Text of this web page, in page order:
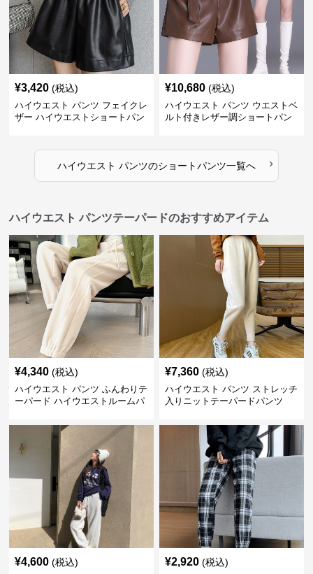
¥3,420 (税込)
ハイウエスト パンツ フェイクレ
ザー ハイウエストショートパン
¥10,680 (税込)
ハイウエスト パンツ ウエストベ
ルト付きレザー調ショートパン
ハイウエスト パンツのショートパンツ一覧へ ›
ハイウエスト パンツテーパードのおすすめアイテム
¥4,340 (税込)
ハイウエスト パンツ ふんわりテ
ーパード ハイウエストルームパ
¥7,360 (税込)
ハイウエスト パンツ ストレッチ
入りニットテーパードパンツ
¥4,600 (税込) ¥2,920 (税込)